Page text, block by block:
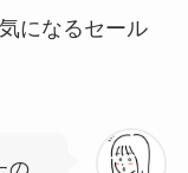
になるセール